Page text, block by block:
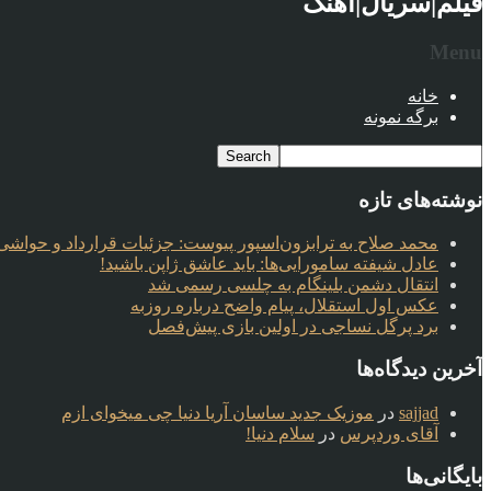
Menu
خانه
برگه نمونه
نوشته‌های تازه
محمد صلاح به ترابزون‌اسپور پیوست: جزئیات قرارداد و حواشی
عادل شیفته سامورایی‌ها: باید عاشق ژاپن باشید!
انتقال دشمن بلینگام به چلسی رسمی شد
عکس اول استقلال، پیام واضح درباره روزبه
برد پرگل نساجی در اولین بازی پیش‌فصل
آخرین دیدگاه‌ها
sajjad در موزیک جدید ساسان آریا دنیا چی میخوای ازم
آقای وردپرس در سلام دنیا!
بایگانی‌ها